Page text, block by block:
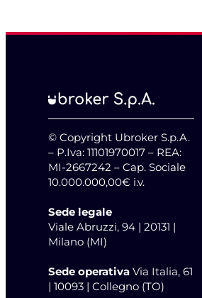
© Copyright Ubroker S.p.A.
– P.Iva: 11101970017 – REA:
MI-2667242 – Cap. Sociale
10.000.000,00€ i.v.
Sede legale
Viale Abruzzi, 94 | 20131 |
Milano (MI)
Sede operativa Via Italia, 61
| 10093 | Collegno (TO)